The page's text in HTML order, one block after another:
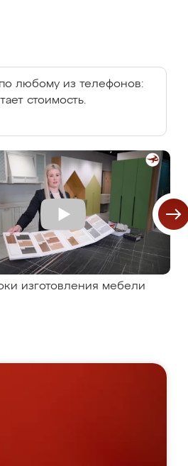
любому из телефонов:
стоимость.
изготовления мебели